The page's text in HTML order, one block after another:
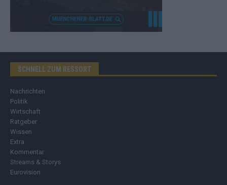
SCHNELL ZUM RESSORT
Nachrichten
Politik
Wirtschaft
Ratgeber
Wissen
Extra
Kommentar
Streams & Storys
Eurovision